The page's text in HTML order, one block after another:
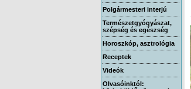
Polgármesteri interjú
Természetgyógyászat,
szépség és egészség
Horoszkóp, asztrológia
Receptek
Videók
Olvasóinktól: